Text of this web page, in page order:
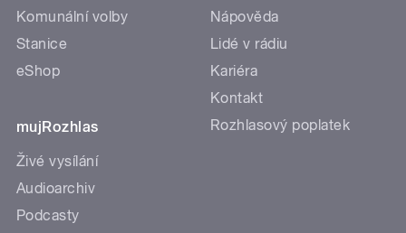
Komunální volby
Stanice
eShop
mujRozhlas
Živé vysílání
Audioarchiv
Podcasty
Nápověda
Lidé v rádiu
Kariéra
Kontakt
Rozhlasový poplatek